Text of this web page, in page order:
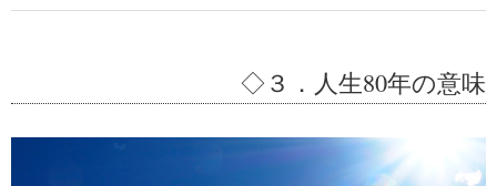
◇３．人生80年の意味